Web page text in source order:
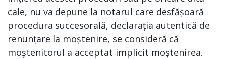
cale, nu va depune la notarul care desfășoară
procedura succesorală, declarația autentică de
renunțare la moștenire, se consideră că
moștenitorul a acceptat implicit moștenirea.